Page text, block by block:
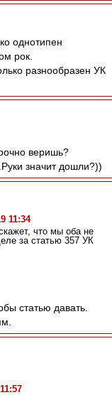
однотипен
рок.
разнообразен УК
веришь?
значит дошли?))
11:34
что мы оба не
за статью 357 УК
статью давать.